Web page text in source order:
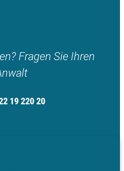
Fragen Sie Ihren
19 220 20